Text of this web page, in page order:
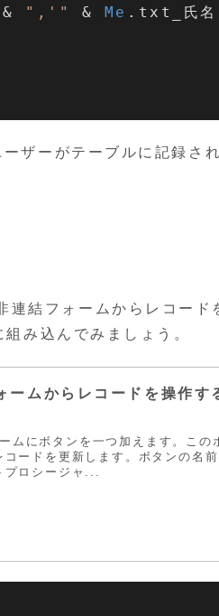
",'" & Me .txt_氏
ザーがテーブルに記録さ
結フォームからレコード
み込んでみましょう。
ムからレコードを操作す
ムにボタンを一つ加えます。この
コードを更新します。ボタンの名
ロシージャ...